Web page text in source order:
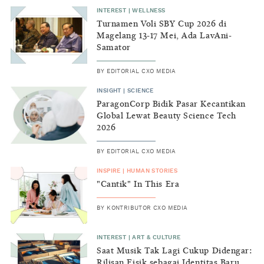
INTEREST |WELLNESS
Turnamen Voli SBY Cup 2026 di
Magelang 13-17 Mei, Ada LavAni-
Samator
BY EDITORIAL CXO MEDIA
INSIGHT |SCIENCE
ParagonCorp Bidik Pasar Kecantikan
Global Lewat Beauty Science Tech
2026
BY EDITORIAL CXO MEDIA
INSPIRE HUMAN STORIES
"Cantik" In This Era
BY KONTRIBUTOR CXO MEDIA
INTEREST |ART & CULTURE
Saat Musik Tak Lagi Cukup Didengar: